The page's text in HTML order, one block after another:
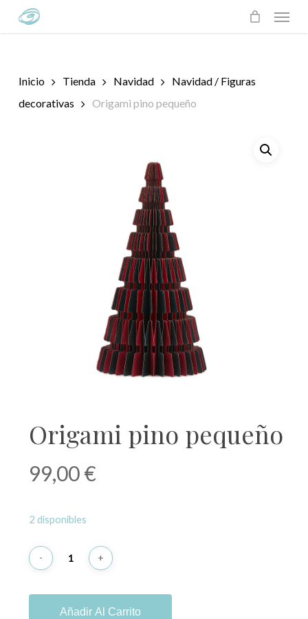
Menu
Inicio Tienda Navidad
Navidad / Figuras
decorativas
Origami pino pequeño
Origami pino pequeño
99,00€
2 disponibles
Añadir Al Carrito